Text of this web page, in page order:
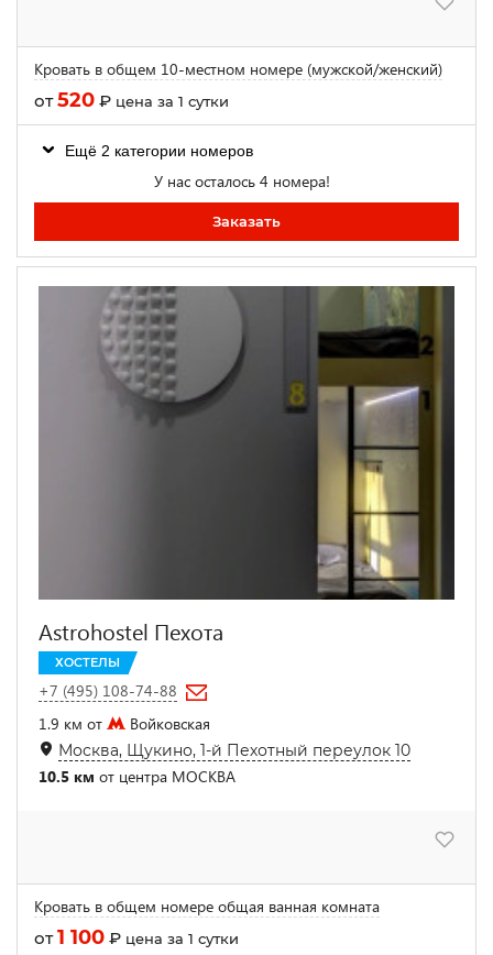
Кровать в общем 10-местном номере (мужской/женский)
от520 ₽ цена за 1 сутки
Ещё 2 категории номеров
У нас осталось 4 номера!
Заказать
Astrohostel Пехота
ХОСТЕЛЫ
+7 (495) 108-74-88
1.9 км от
Войковская
Москва, Щукино, 1-й Пехотный переулок 10
10.5 км от центра МОСКВА
Кровать в общем номере общая ванная комната
от1 100 ₽ цена за 1 сутки